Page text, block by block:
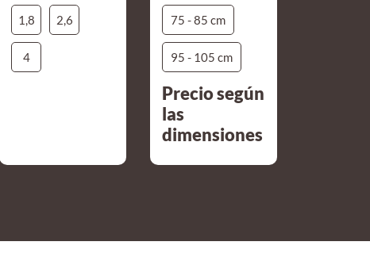
1,8
2,6
4
75 - 85 cm
95 - 105 cm
Precio según
las
dimensiones